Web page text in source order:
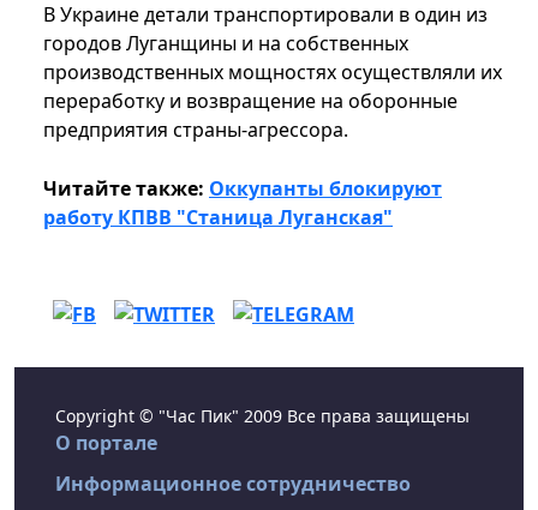
В Украине детали транспортировали в один из
городов Луганщины и на собственных
производственных мощностях осуществляли их
переработку и возвращение на оборонные
предприятия страны-агрессора.
Читайте также: Оккупанты блокируют
работу КПВВ "Станица Луганская"
Copyright © "Час Пик" 2009 Все права защищены
О портале
Информационное сотрудничество